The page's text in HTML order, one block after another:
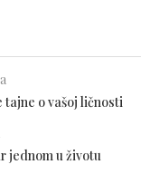
o vašoj ličnosti
jednom u životu